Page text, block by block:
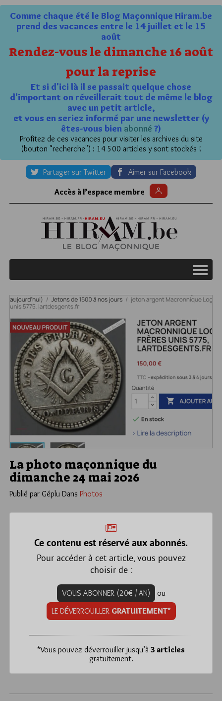
Comme chaque été le Blog Maçonnique Hiram.be
prend des vacances entre le 14 juillet et le 15
août
Rendez-vous le dimanche 16 août
pour la reprise
Et si d'ici là il se passait quelque chose
d'important on réveillerait tout de même le blog
avec un petit article,
et vous en seriez informé par une newsletter (y
êtes-vous bien abonné ?)
Profitez de ces vacances pour visiter les archives du site
(bouton "recherche") : 14 500 articles y sont stockés !
Partager sur Twitter Aimer sur Facebook
Accès à l’espace membre
La photo maçonnique du
dimanche 24 mai 2026
Publié par Géplu Dans Photos
Ce contenu est réservé aux abonnés.
Pour accéder à cet article, vous pouvez
choisir de :
VOUS ABONNER (20€ / AN)
ou
LE DÉVERROUILLER GRATUITEMENT*
*Vous pouvez déverrouiller jusqu’à 3 articles
gratuitement.